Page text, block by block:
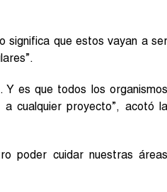
significa que estos vayan a ser
Y es que todos los organismos
a cualquier proyecto”, acotó la
poder cuidar nuestras áreas